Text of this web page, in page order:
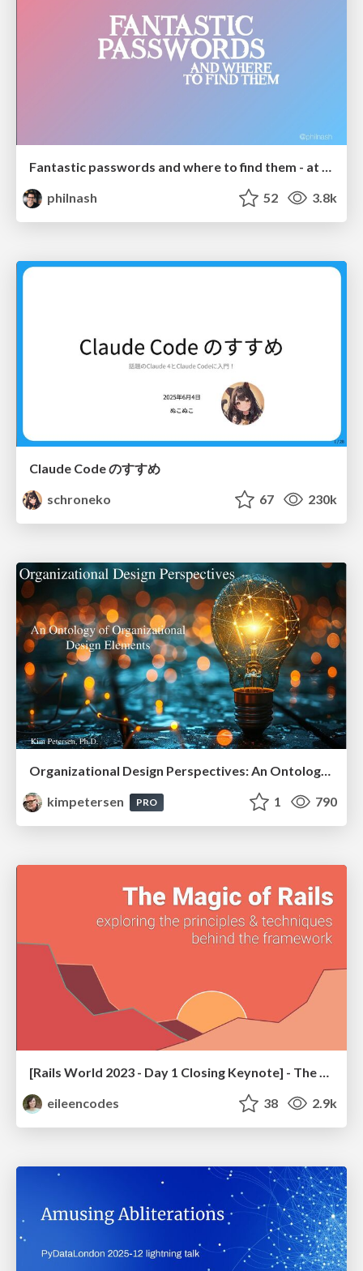
Fantastic passwords and where to find them - at NoRuKo
philnash
52 3.8k
Claude Code のすすめ
schroneko
67 230k
kimpetersen
PRO 1 790
[Rails World 2023 - Day 1 Closing Keynote] - The Magic of Rails
eileencodes
38 2.9k